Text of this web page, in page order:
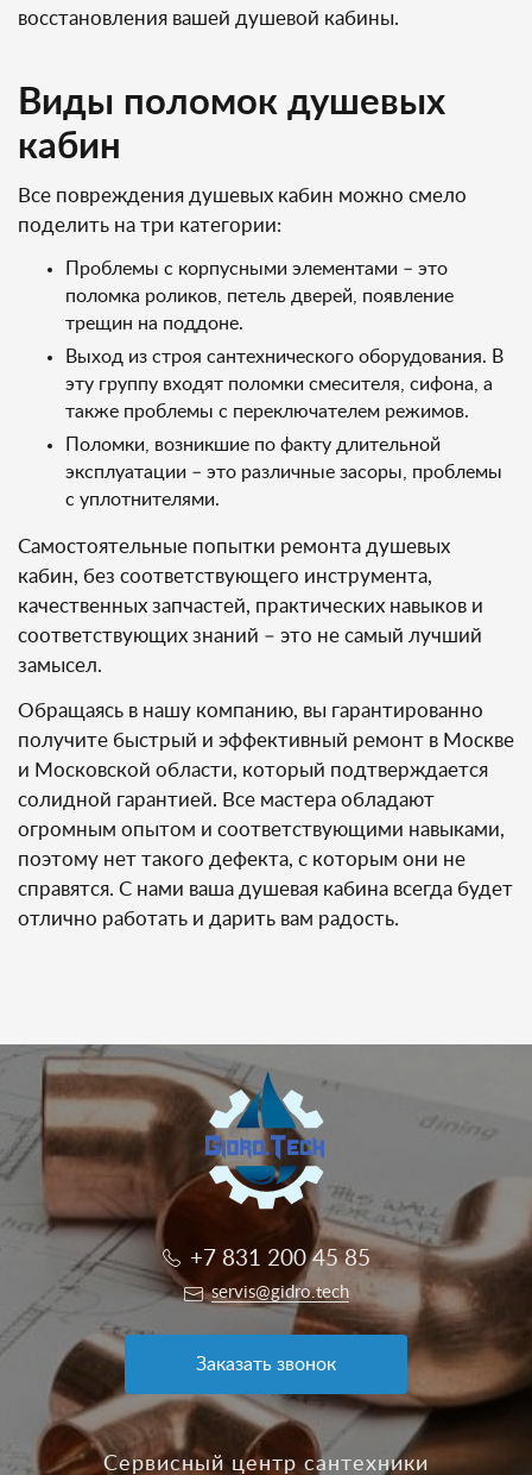
восстановления вашей душевой кабины.
Виды поломок душевых
кабин
Все повреждения душевых кабин можно смело
поделить на три категории:
Проблемы с корпусными элементами – это
поломка роликов, петель дверей, появление
трещин на поддоне.
Выход из строя сантехнического оборудования. В
эту группу входят поломки смесителя, сифона, а
также проблемы с переключателем режимов.
Поломки, возникшие по факту длительной
эксплуатации – это различные засоры, проблемы
с уплотнителями.
Самостоятельные попытки ремонта душевых
кабин, без соответствующего инструмента,
качественных запчастей, практических навыков и
соответствующих знаний – это не самый лучший
замысел.
Обращаясь в нашу компанию, вы гарантированно
получите быстрый и эффективный ремонт в Москве
и Московской области, который подтверждается
солидной гарантией. Все мастера обладают
огромным опытом и соответствующими навыками,
поэтому нет такого дефекта, с которым они не
справятся. С нами ваша душевая кабина всегда будет
отлично работать и дарить вам радость.
+7 831 200 45 85
servis@gidro.tech
Заказать звонок
Сервисный центр сантехники